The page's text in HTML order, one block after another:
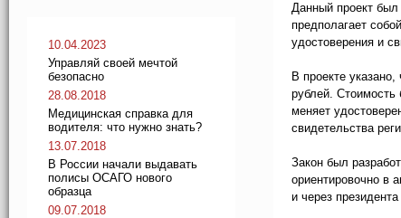
10.04.2023
Управляй своей мечтой
безопасно
28.08.2018
Медицинская справка для
водителя: что нужно знать?
13.07.2018
В России начали выдавать
полисы ОСАГО нового
образца
09.07.2018
Данный проект
предполагает
удостоверения и
В проекте
рублей. Стоимость
меняет
свидетельства
Закон был
ориентировочно в
и через